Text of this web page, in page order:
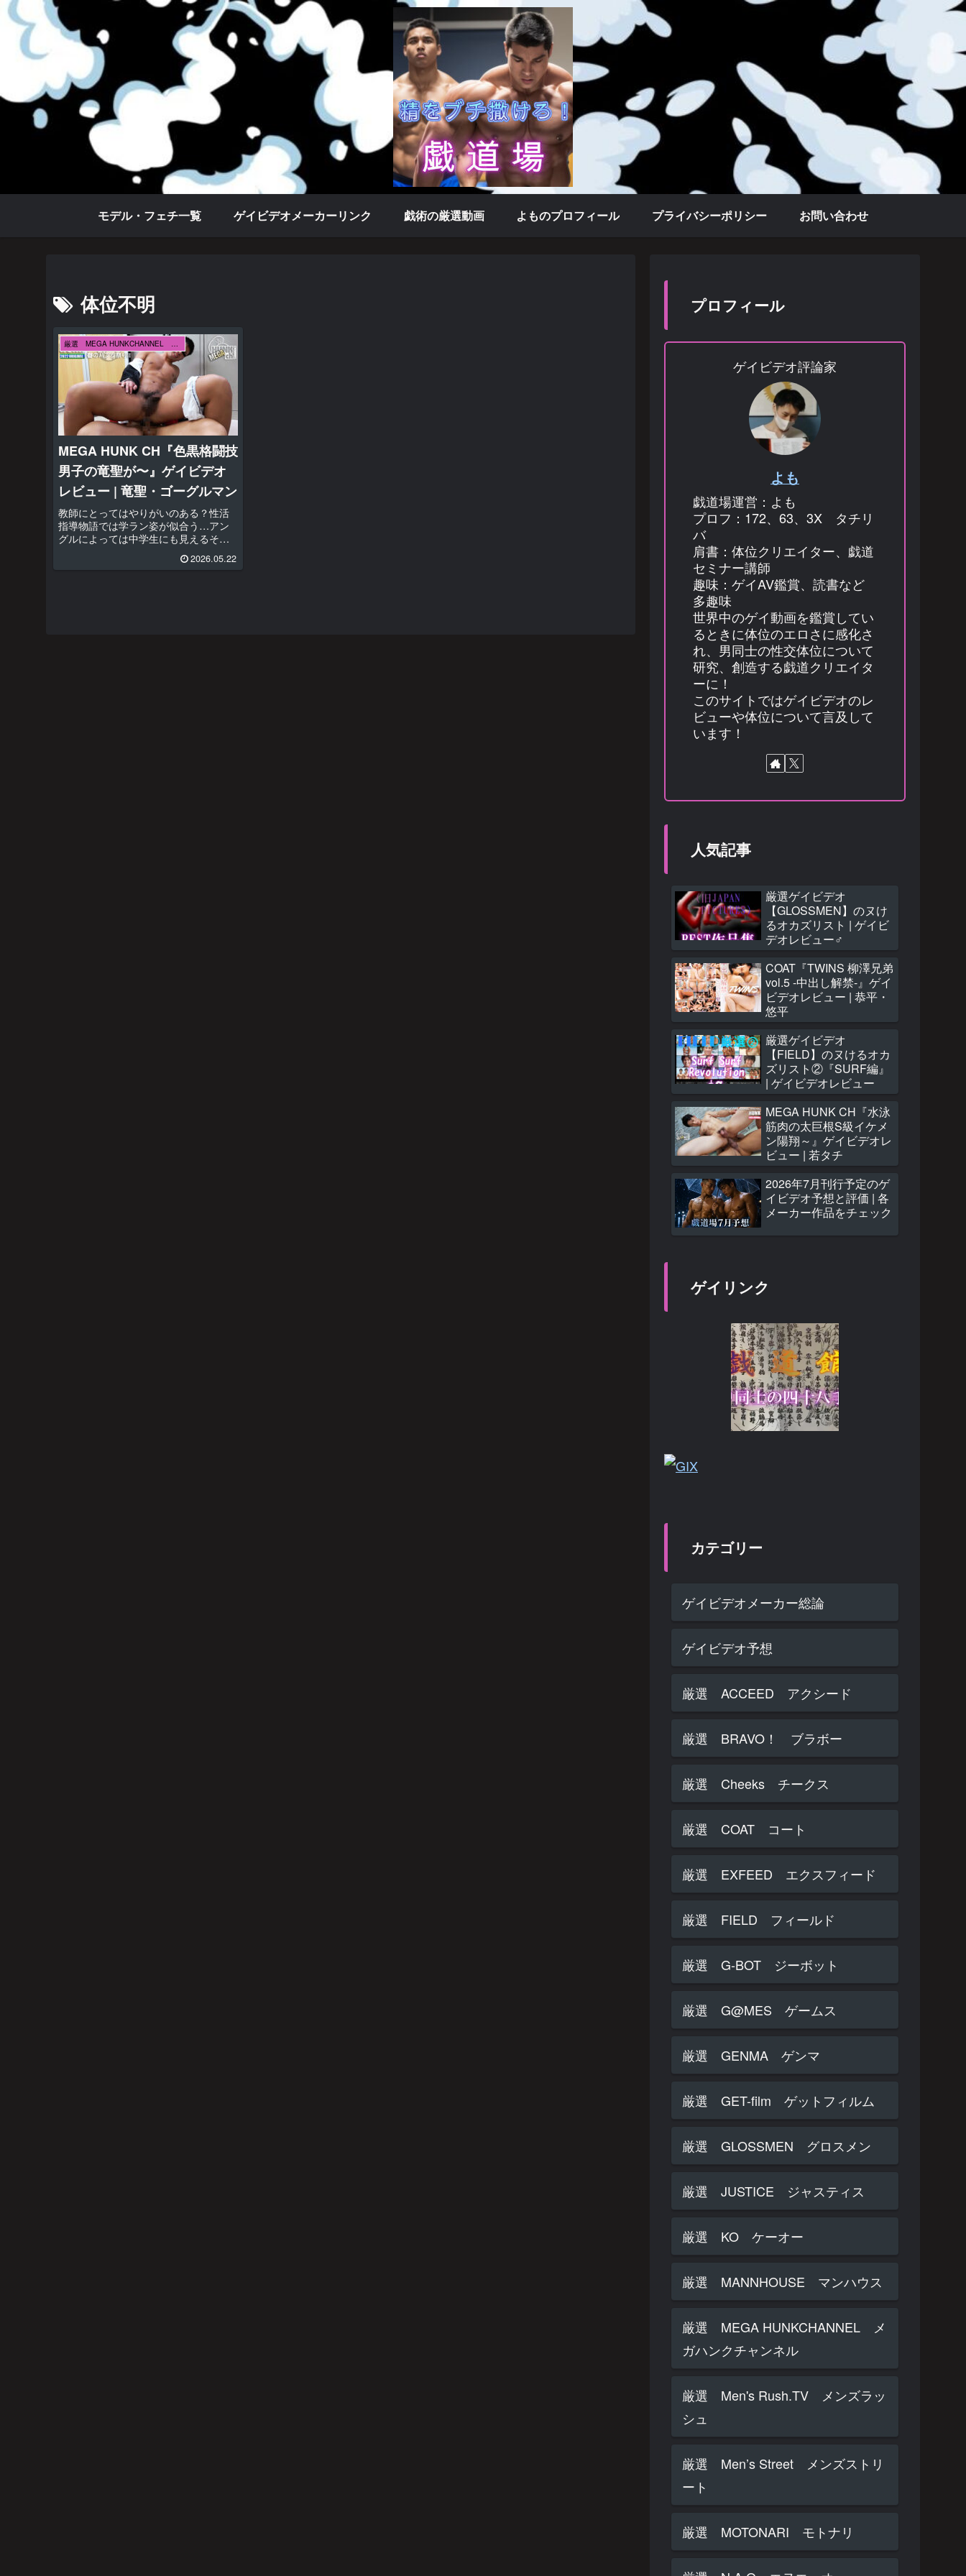
モデル・フェチ一覧 ゲイビデオメーカーリンク 戯術の厳選動画 よものプロフィール プライバシーポリシー お問い合わせ
体位不明
厳選 MEGA HUNKCHANNEL メガハンクチャンネル
MEGA HUNK CH『色黒格闘技
男子の竜聖が〜』ゲイビデオ
レビュー | 竜聖・ゴーグルマン
教師にとってはやりがいのある？性活
指導物語では学ラン姿が似合う…アン
グルによっては中学生にも見えるそん
な童顔の竜聖君が指導されてしまいま
す。基本体位でのカラミがない珍しい
2026.05.22
プロフィール
ゲイビデオ評論家
よも
戯道場運営：よも
プロフ：172、63、3X タチリ
バ
肩書：体位クリエイター、戯道
セミナー講師
趣味：ゲイAV鑑賞、読書など
多趣味
世界中のゲイ動画を鑑賞してい
るときに体位のエロさに感化さ
れ、男同士の性交体位について
研究、創造する戯道クリエイタ
ーに！
このサイトではゲイビデオのレ
ビューや体位について言及して
います！
人気記事
厳選ゲイビデオ
【GLOSSMEN】のヌけ
るオカズリスト | ゲイビ
デオレビュー♂
COAT『TWINS 柳澤兄弟
vol.5 -中出し解禁-』ゲイ
ビデオレビュー | 恭平・
悠平
厳選ゲイビデオ
【FIELD】のヌけるオカ
ズリスト②『SURF編』
| ゲイビデオレビュー
MEGA HUNK CH『水泳
筋肉の太巨根S級イケメ
ン陽翔～』ゲイビデオレ
ビュー | 若タチ
2026年7月刊行予定のゲ
イビデオ予想と評価 | 各
メーカー作品をチェック
ゲイリンク
カテゴリー
ゲイビデオメーカー総論
ゲイビデオ予想
厳選 ACCEED アクシード
厳選 BRAVO！ ブラボー
厳選 Cheeks チークス
厳選 COAT コート
厳選 EXFEED エクスフィード
厳選 FIELD フィールド
厳選 G-BOT ジーボット
厳選 G@MES ゲームス
厳選 GENMA ゲンマ
厳選 GET-film ゲットフィルム
厳選 GLOSSMEN グロスメン
厳選 JUSTICE ジャスティス
厳選 KO ケーオー
厳選 MANNHOUSE マンハウス
厳選 MEGA HUNKCHANNEL メ
ガハンクチャンネル
厳選 Men's Rush.TV メンズラッ
シュ
厳選 Men’s Street メンズストリ
ート
厳選 MOTONARI モトナリ